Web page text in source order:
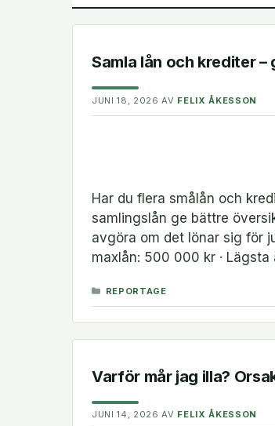
Samla lån och krediter –
JUNI 18, 2026 AV FELIX ÅKESSON
Har du flera smålån och
samlingslån ge bättre
avgöra om det lönar sig för
maxlån: 500 000 kr ·
KATEGORIER
REPORTAGE
Varför mår jag illa?
JUNI 14, 2026 AV FELIX ÅKESSON